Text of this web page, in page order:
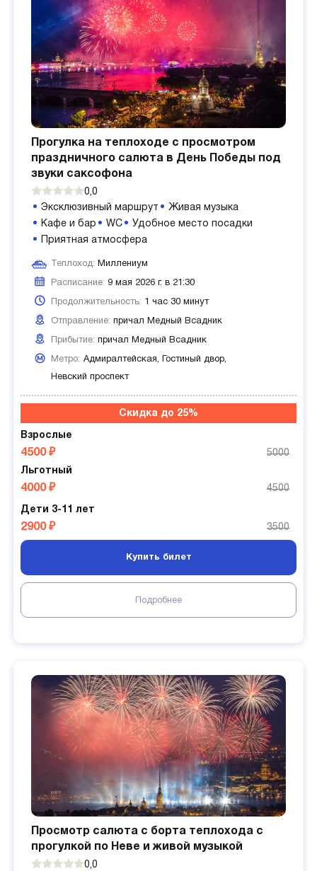
Прогулка на теплоходе с просмотром
праздничного салюта в День Победы под
звуки саксофона
0,0
Эксклюзивный маршрут
Живая музыка
Кафе и бар
WC
Удобное место посадки
Приятная атмосфера
Теплоход: Миллениум
Расписание: 9 мая 2026 г. в 21:30
Продолжительность: 1 час 30 минут
Отправление: причал Медный Всадник
Прибытие: причал Медный Всадник
Метро: Адмиралтейская, Гостиный двор,
Невский проспект
Скидка до 25%
Взрослые
5000
4500 ₽
Льготный
4500
4000 ₽
Дети 3-11 лет
3500
2900 ₽
Купить билет
Подробнее
Просмотр салюта с борта теплохода с
прогулкой по Неве и живой музыкой
0,0